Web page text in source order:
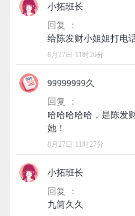
小拓班长
回复 ：
8月27日 11时26分
99999999久
回复 ：
哈哈哈哈哈，是陈发
8月27日 11时27分
小拓班长
回复 ：